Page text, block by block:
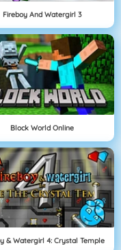
Fireboy And Watergirl 3
Block World Online
& Watergirl 4: Crystal Temple